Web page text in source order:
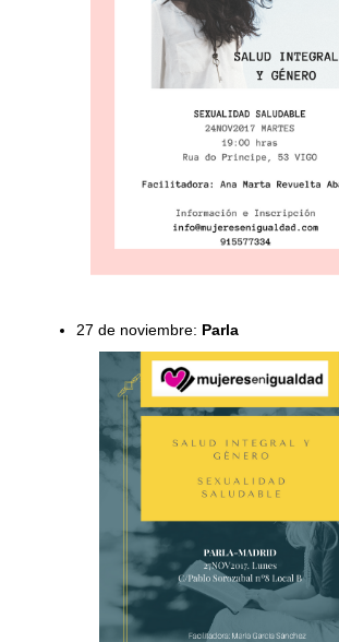
27 de noviembre: Parla